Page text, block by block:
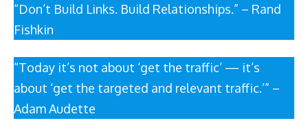
“Don’t Build Links. Build Relationships.” – Rand
Fishkin
“Today it’s not about ‘get the traffic’ — it’s
about ‘get the targeted and relevant traffic.’” –
Adam Audette